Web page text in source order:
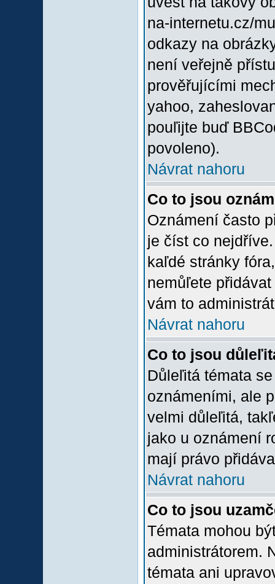
na-internetu.cz/
odkazy na
není veřejně
prověřujícími
yahoo,
pouľijte buď
povoleno).
Návrat nahoru
Co to jsou
Oznámení často
je číst co
kaľdé stránky
nemůľete
vám to
Návrat nahoru
Co to jsou
Důleľitá témata
oznámeními, ale
velmi důleľitá,
jako u oznámení
mají právo
Návrat nahoru
Co to jsou
Témata mohou
administrátorem.
témata ani